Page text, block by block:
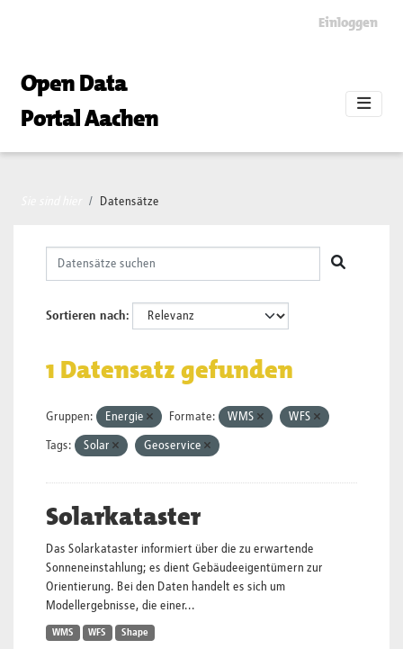
Einloggen
Open Data
Portal Aachen
Datensätze
Sortieren nach
1 Datensatz gefunden
Gruppen: Energie Formate: WMS WFS
Tags: Solar Geoservice
Solarkataster
Das Solarkataster informiert über die zu erwartende
Sonneneinstahlung; es dient Gebäudeeigentümern zur
Orientierung. Bei den Daten handelt es sich um
Modellergebnisse, die einer...
WMS WFS Shape